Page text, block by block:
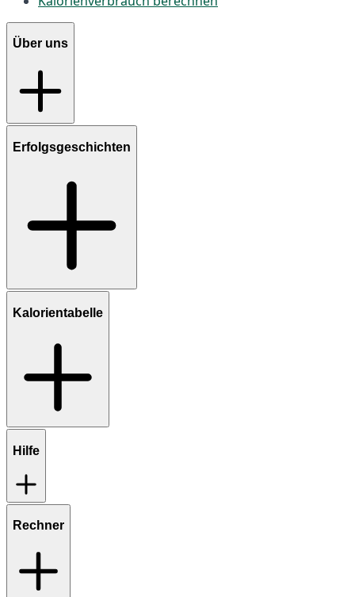
Über uns
Erfolgsgeschichten
Kalorientabelle
Hilfe
Rechner